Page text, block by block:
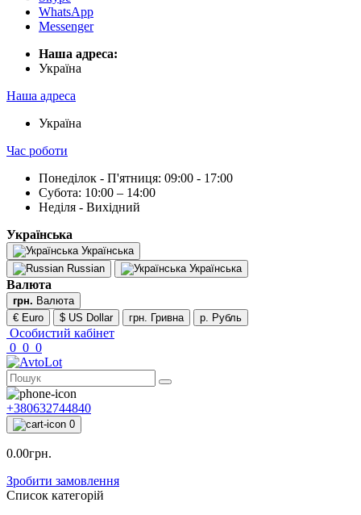
WhatsApp
Messenger
Наша адреса:
Українa
Наша адреса
Українa
Час роботи
Понеділок - П'ятниця: 09:00 - 17:00
Субота: 10:00 – 14:00
Неділя - Вихідний
Українська
Українська
Russian
Українська
Валюта
грн. Валюта
€ Euro
$ US Dollar грн. Гривна р. Рубль
Особистий кабінет
0 0 0
+380632744840
0
0.00грн.
Зробити замовлення
Список категорій